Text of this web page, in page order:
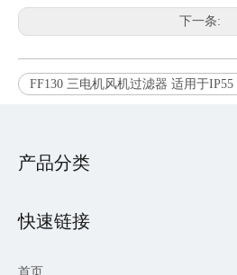
下一条:
FF130 三电机风机过滤器 适用于IP55
产品分类
快速链接
首页